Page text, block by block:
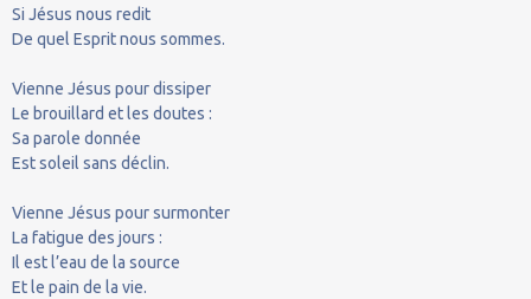
Si Jésus nous redit
De quel Esprit nous sommes.
Vienne Jésus pour dissiper
Le brouillard et les doutes :
Sa parole donnée
Est soleil sans déclin.
Vienne Jésus pour surmonter
La fatigue des jours :
Il est l’eau de la source
Et le pain de la vie.